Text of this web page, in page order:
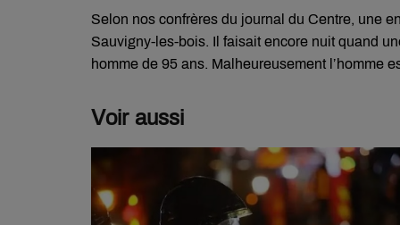
Selon nos confrères du journal du Centre, une
Sauvigny-les-bois. Il faisait encore nuit quand
homme de 95 ans. Malheureusement l’homme
Voir aussi